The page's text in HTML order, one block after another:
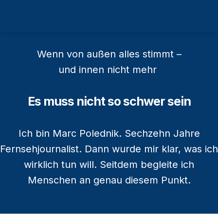
Wenn von außen alles stimmt –
und innen nicht mehr
Es muss nichtso schwer sein
Ich bin Marc Polednik. Sechzehn Jahre
Fernsehjournalist. Dann wurde mir klar, was ich
wirklich tun will. Seitdem begleite ich
Menschen an genau diesem Punkt.